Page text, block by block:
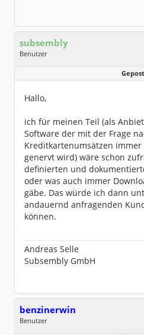
subsembly
Benutzer
Geschlecht:
keine Angabe
Homepage:
subsembly.com/
Dabei seit:
Hallo,
ich für meinen Teil (als
Software der mit der Frage
Kreditkartenumsätzen
genervt wird) wäre schon
definierten und
oder was auch immer
gäbe. Das würde ich dann
andauernd anfragenden
können.
Andreas Selle
Subsembly GmbH
benzinerwin
Benutzer